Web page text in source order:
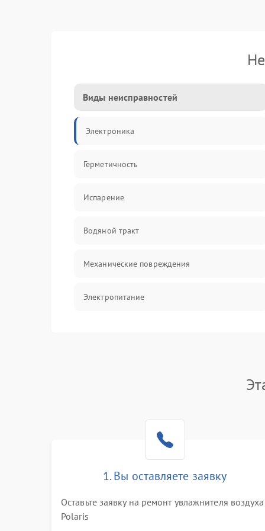
Виды неисправностей
Электроника
Герметичность
Испарение
Водяной тракт
Механические повреждения
Электропитание
1. Вы оставляете заявку
Оставьте заявку на ремонт увлажнителя воздуха
Polaris